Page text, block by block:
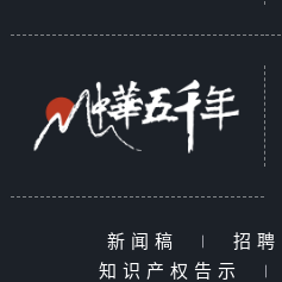
新闻稿 | 招聘
知识产权告示
|